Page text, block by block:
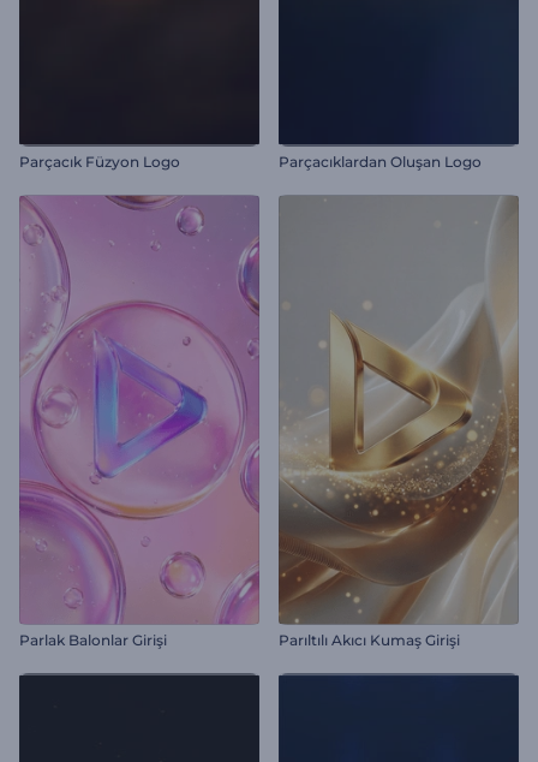
Parçacık Füzyon Logo Parçacıklardan Oluşan Logo
Parlak Balonlar Girişi Parıltılı Akıcı Kumaş Girişi